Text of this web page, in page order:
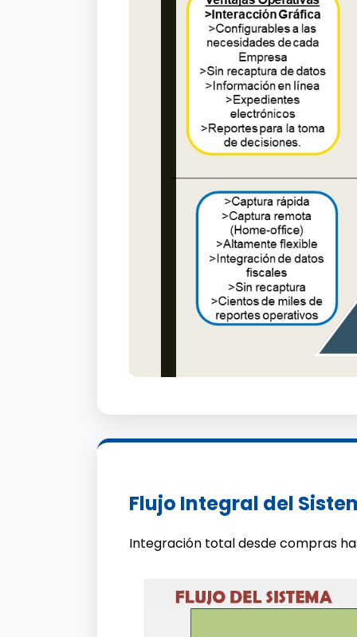
Flujo Integral del
Integración total desde compras